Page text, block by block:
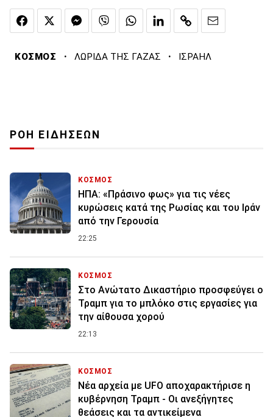
ΚΟΣΜΟΣ · ΛΩΡΙΔΑ ΤΗΣ ΓΑΖΑΣ · ΙΣΡΑΗΛ
ΡΟΗ ΕΙΔΗΣΕΩΝ
ΚΟΣΜΟΣ
ΗΠΑ: «Πράσινο φως» για τις νέες
κυρώσεις κατά της Ρωσίας και του Ιράν
από την Γερουσία
22:25
ΚΟΣΜΟΣ
Στο Ανώτατο Δικαστήριο προσφεύγει ο
Τραμπ για το μπλόκο στις εργασίες για
την αίθουσα χορού
22:13
ΚΟΣΜΟΣ
Νέα αρχεία με UFO αποχαρακτήρισε η
κυβέρνηση Τραμπ - Οι ανεξήγητες
θεάσεις και τα αντικείμενα